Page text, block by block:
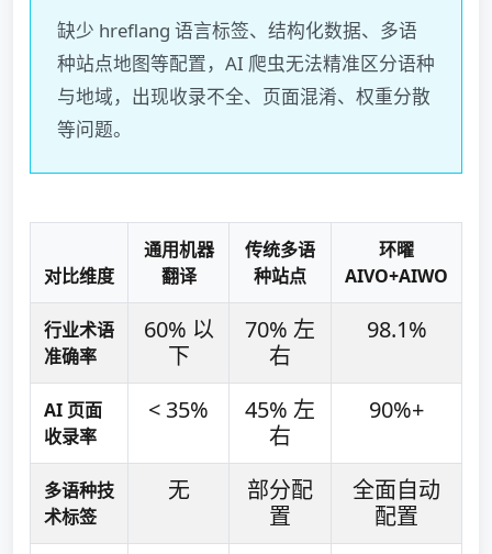
缺少 hreflang 语言标签、结构化数据、多语
种站点地图等配置，AI 爬虫无法精准区分语种
与地域，出现收录不全、页面混淆、权重分散
等问题。
对比维度
通用机器
翻译
传统多语
种站点
环曜
AIVO+AIWO
行业术语
准确率
60% 以
下
70% 左
右
98.1%
AI 页面
收录率
< 35%
45% 左
右
90%+
多语种技
术标签
无
部分配
置
全面自动
配置